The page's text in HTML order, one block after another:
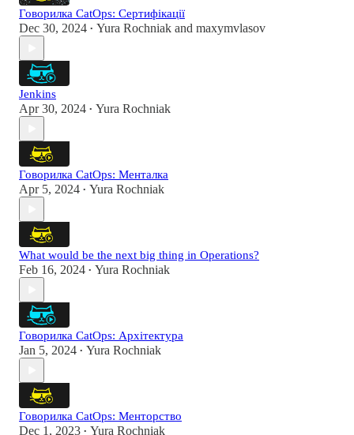
Говорилка CatOps: Сертифікації
Dec 30, 2024 • Yura Rochniak and maxymvlasov
Jenkins
Apr 30, 2024 • Yura Rochniak
Говорилка CatOps: Менталка
Apr 5, 2024 • Yura Rochniak
What would be the next big thing in Operations?
Feb 16, 2024 • Yura Rochniak
Говорилка CatOps: Архітектура
Jan 5, 2024 • Yura Rochniak
Говорилка CatOps: Менторство
Dec 1, 2023 • Yura Rochniak